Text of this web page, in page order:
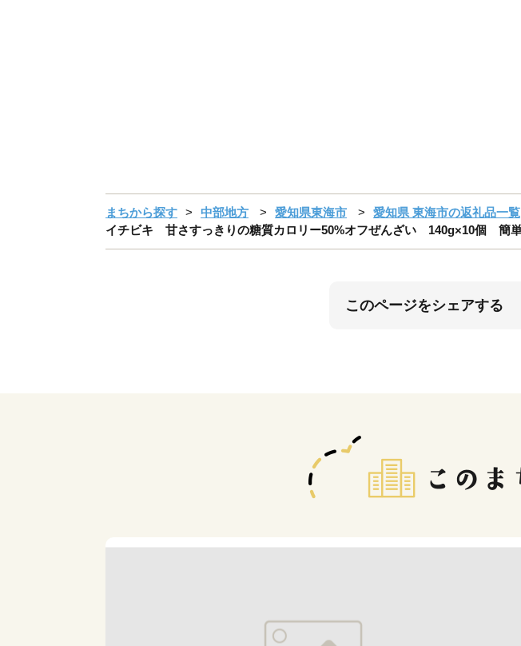
まちから探す 中部地方 愛知県東海市
愛知県 東海市の返礼品一覧
イチビキ 甘さすっきりの糖質カロリー50%オフぜんざい 140g×10個 簡
このページをシェアする